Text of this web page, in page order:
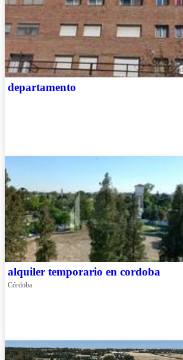
departamento
alquiler temporario en cordoba
Córdoba